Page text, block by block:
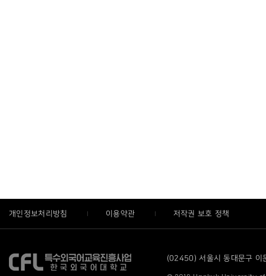
개인정보처리방침 이용약관 저작권 보호 정책
(02450) 서울시 동대문구